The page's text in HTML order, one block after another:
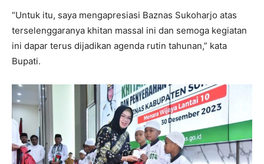
“Untuk itu, saya mengapresiasi Baznas Sukoharjo atas
terselenggaranya khitan massal ini dan semoga kegiatan
ini dapar terus dijadikan agenda rutin tahunan,” kata
Bupati.